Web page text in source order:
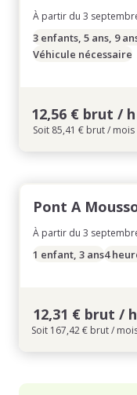
À partir du 3
3 enfants, 5 ans, 9
Véhicule nécessaire
12,56 € brut / h
Soit 85,41 € brut / mois
Pont A
À partir du 3
1 enfant, 3 ans4
12,31 € brut / h
Soit 167,42 € brut /